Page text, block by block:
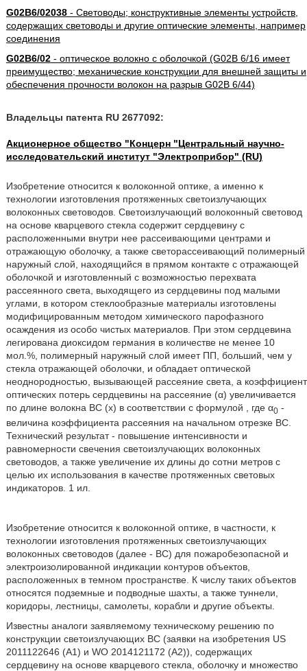
G02B6/02038- Световоды; конструктивные элементы устройств,
содержащих световоды и другие оптические элементы, например
соединения
G02B6/02- оптическое волокно с оболочкой (G02B 6/16 имеет
преимущество; механические конструкции для внешней защиты и
обеспечения прочности волокон на разрыв G02B 6/44)
Владельцы патента RU 2677092:
Акционерное общество "Концерн "Центральный научно-
исследовательский институт "Электроприбор" (RU)
Изобретение относится к волоконной оптике, а именно к
технологии изготовления протяженных светоизлучающих
волоконных световодов. Светоизлучающий волоконный световод
на основе кварцевого стекла содержит сердцевину с
расположенными внутри нее рассеивающими центрами и
отражающую оболочку, а также светорассеивающий полимерный
наружный слой, находящийся в прямом контакте с отражающей
оболочкой и изготовленный с возможностью перехвата
рассеянного света, выходящего из сердцевины под малыми
углами, в котором стеклообразные материалы изготовлены
модифицированным методом химического парофазного
осаждения из особо чистых материалов. При этом сердцевина
легирована диоксидом германия в количестве не менее 10
мол.%, полимерный наружный слой имеет ПП, больший, чем у
стекла отражающей оболочки, и обладает оптической
неоднородностью, вызывающей рассеяние света, а коэффициент
оптических потерь сердцевины на рассеяние (α) увеличивается
по длине волокна ВС (х) в соответствии с формулой , где α0-
величина коэффициента рассеяния на начальном отрезке ВС.
Технический результат - повышение интенсивности и
равномерности свечения светоизлучающих волоконных
световодов, а также увеличение их длины до сотни метров с
целью их использования в качестве протяженных световых
индикаторов. 1 ил.
Изобретение относится к волоконной оптике, в частности, к
технологии изготовления протяженных светоизлучающих
волоконных световодов (далее - ВС) для пожаробезопасной и
электроизолированной индикации контуров объектов,
расположенных в темном пространстве. К числу таких объектов
относятся подземные и подводные шахты, а также туннели,
коридоры, лестницы, самолеты, корабли и другие объекты.
Известны аналоги заявляемому техническому решению по
конструкции светоизлучающих ВС (заявки на изобретения US
2011122646 (A1) и WO 2014121172 (A2)), содержащих
сердцевину на основе кварцевого стекла, оболочку и множество